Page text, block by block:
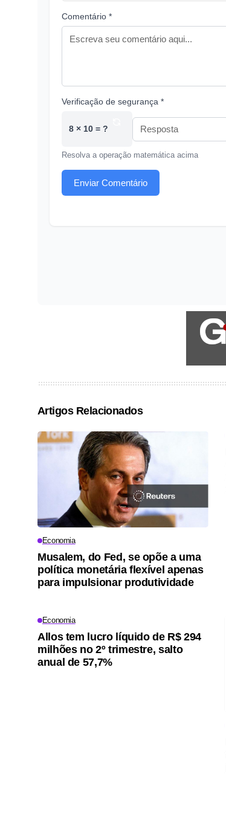
Comentário *
Verificação de segurança *
8 × 10 = ?
Resolva a operação matemática acima
Enviar Comentário
Artigos Relacionados
Economia
Musalem, do Fed, se opõe a uma
política monetária flexível apenas
para impulsionar produtividade
Economia
Allos tem lucro líquido de R$ 294
milhões no 2º trimestre, salto
anual de 57,7%